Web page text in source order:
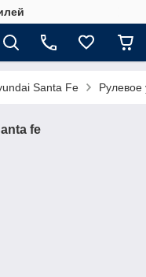
Santa Fe Рулевое
fe